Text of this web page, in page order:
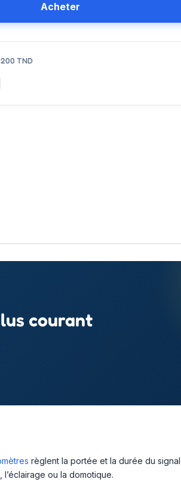
Acheter
TND
courant
règlent la portée et la durée du
l’éclairage ou la domotique.